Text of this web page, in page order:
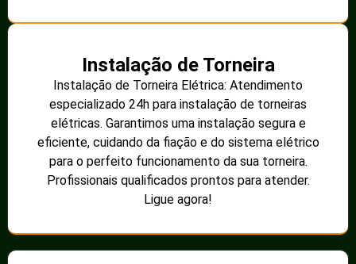
Instalação de Torneira
Instalação de Torneira Elétrica: Atendimento
especializado 24h para instalação de torneiras
elétricas. Garantimos uma instalação segura e
eficiente, cuidando da fiação e do sistema elétrico
para o perfeito funcionamento da sua torneira.
Profissionais qualificados prontos para atender.
Ligue agora!